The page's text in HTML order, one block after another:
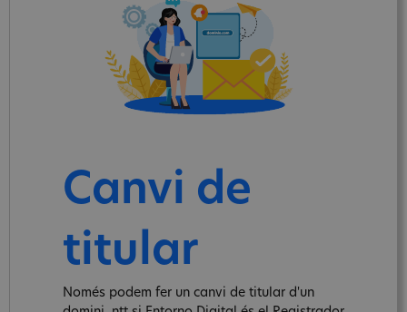
Canvi de
titular
Només podem fer un canvi de titular d'un